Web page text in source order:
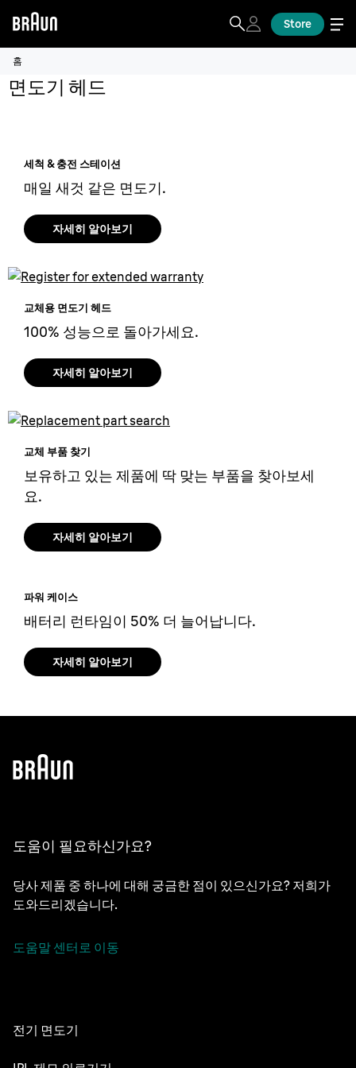
Store
홈
면도기 헤드
세척 & 충전 스테이션
매일 새것 같은 면도기.
자세히 알아보기
교체용 면도기 헤드
100% 성능으로 돌아가세요.
자세히 알아보기
교체 부품 찾기
보유하고 있는 제품에 딱 맞는 부품을 찾아보세
요.
자세히 알아보기
파워 케이스
배터리 런타임이 50% 더 늘어납니다.
자세히 알아보기
도움이 필요하신가요?
당사 제품 중 하나에 대해 궁금한 점이 있으신가요? 저희가
도와드리겠습니다.
도움말 센터로 이동
전기 면도기
NEVO